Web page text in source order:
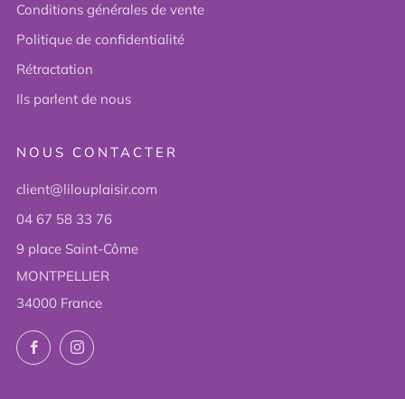
Conditions générales de vente
Politique de confidentialité
Rétractation
Ils parlent de nous
NOUS CONTACTER
client@lilouplaisir.com
04 67 58 33 76
9 place Saint-Côme
MONTPELLIER
34000 France
FacebookInstagram